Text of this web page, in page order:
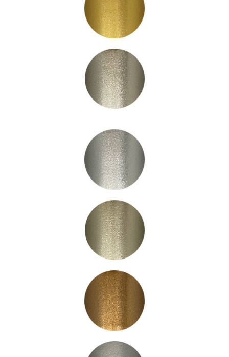
LC3006
LC3030
LC3031
LC3032
LC3050